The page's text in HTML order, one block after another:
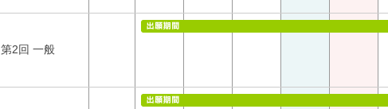
第2回 一般